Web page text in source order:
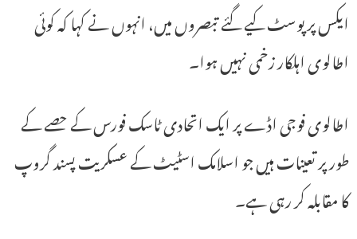
ایکس پر پوسٹ کیے گئے تبصروں میں، انہوں نے کہا کہ کوئی
اطالوی اہلکار زخمی نہیں ہوا۔
اطالوی فوجی اڈے پر ایک اتحادی ٹاسک فورس کے حصے کے
طور پر تعینات ہیں جو اسلامک اسٹیٹ کے عسکریت پسند گروپ
کا مقابلہ کر رہی ہے۔